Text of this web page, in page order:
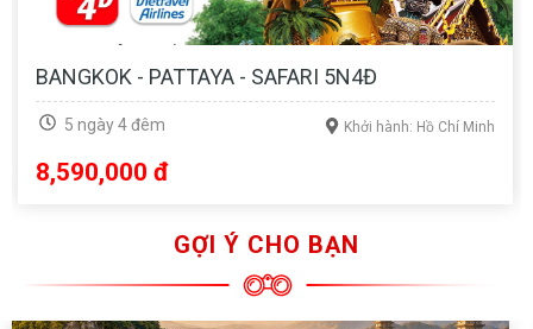
BANGKOK - PATTAYA - SAFARI 5N4Đ
5 ngày 4 đêm Khởi hành: Hồ Chí Minh
8,590,000 đ
GỢI Ý CHO BẠN